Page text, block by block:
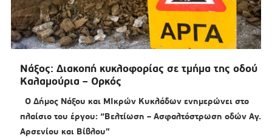
Νάξος: Διακοπή κυκλοφορίας σε τμήμα της οδού
Καλαμούρια – Ορκός
Ο Δήμος Νάξου και ΜΙκρών Κυκλάδων ενημερώνει στο
πλαίσιο του έργου: “Βελτίωση – Ασφαλτόστρωση οδών Αγ.
Αρσενίου και Βίβλου”